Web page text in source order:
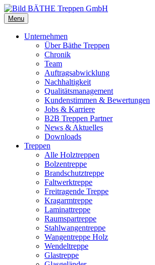
Menu
Unternehmen
Über Bäthe Treppen
Chronik
Team
Auftragsabwicklung
Nachhaltigkeit
Qualitätsmanagement
Kundenstimmen & Bewertungen
Jobs & Karriere
B2B Treppen Partner
News & Aktuelles
Downloads
Treppen
Alle Holztreppen
Bolzentreppe
Brandschutztreppe
Faltwerktreppe
Freitragende Treppe
Kragarmtreppe
Laminattreppe
Raumspartreppe
Stahlwangentreppe
Wangentreppe Holz
Wendeltreppe
Glastreppe